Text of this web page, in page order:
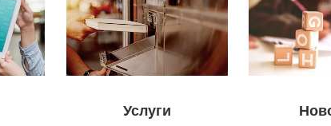
Услуги